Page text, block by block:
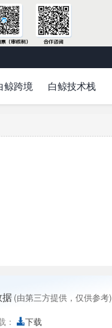
鲸跨境 白鲸技术栈
据 (由第三方提供，仅供参考)
：
下载